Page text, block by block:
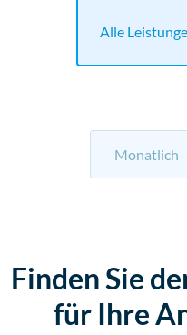
Alle Leistungen
Alle
Monatlich
Finden Sie
für Ihre